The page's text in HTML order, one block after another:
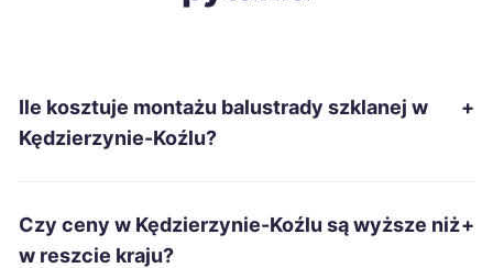
Nowa Sól 424 zł
Chełm
Ile kosztuje montażu balustrady szklanej w
Kędzierzynie-Koźlu?
+
Czy ceny w Kędzierzynie-Koźlu są wyższe niż
w reszcie kraju?
+